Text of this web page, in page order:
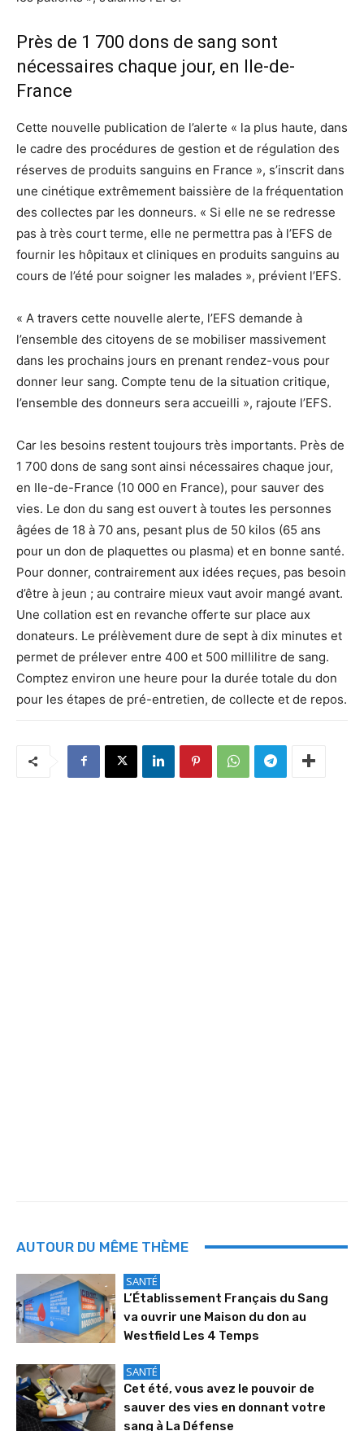
Près de 1 700 dons de sang sont
nécessaires chaque jour, en Ile-de-
France
Cette nouvelle publication de l’alerte « la plus haute, dans
le cadre des procédures de gestion et de régulation des
réserves de produits sanguins en France », s’inscrit dans
une cinétique extrêmement baissière de la fréquentation
des collectes par les donneurs. « Si elle ne se redresse
pas à très court terme, elle ne permettra pas à l’EFS de
fournir les hôpitaux et cliniques en produits sanguins au
cours de l’été pour soigner les malades », prévient l’EFS.
« A travers cette nouvelle alerte, l’EFS demande à
l’ensemble des citoyens de se mobiliser massivement
dans les prochains jours en prenant rendez-vous pour
donner leur sang. Compte tenu de la situation critique,
l’ensemble des donneurs sera accueilli », rajoute l’EFS.
Car les besoins restent toujours très importants. Près de
1 700 dons de sang sont ainsi nécessaires chaque jour,
en Ile-de-France (10 000 en France), pour sauver des
vies. Le don du sang est ouvert à toutes les personnes
âgées de 18 à 70 ans, pesant plus de 50 kilos (65 ans
pour un don de plaquettes ou plasma) et en bonne santé.
Pour donner, contrairement aux idées reçues, pas besoin
d’être à jeun ; au contraire mieux vaut avoir mangé avant.
Une collation est en revanche offerte sur place aux
donateurs. Le prélèvement dure de sept à dix minutes et
permet de prélever entre 400 et 500 millilitre de sang.
Comptez environ une heure pour la durée totale du don
pour les étapes de pré-entretien, de collecte et de repos.
AUTOUR DU MÊME THÈME
SANTÉ
L’Établissement Français du Sang
va ouvrir une Maison du don au
Westfield Les 4 Temps
SANTÉ
Cet été, vous avez le pouvoir de
sauver des vies en donnant votre
sang à La Défense